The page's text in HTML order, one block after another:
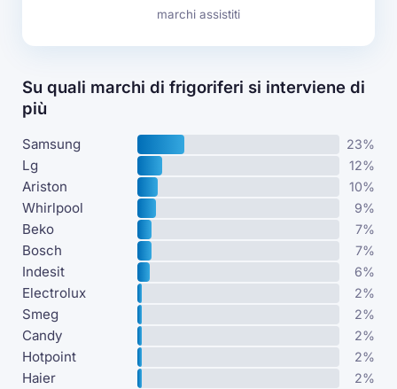
marchi assistiti
Su quali marchi di frigoriferi si interviene di
più
Samsung 23%
Lg 12%
Ariston 10%
Whirlpool 9%
Beko 7%
Bosch 7%
Indesit 6%
Electrolux 2%
Smeg 2%
Candy 2%
Hotpoint 2%
Haier 2%